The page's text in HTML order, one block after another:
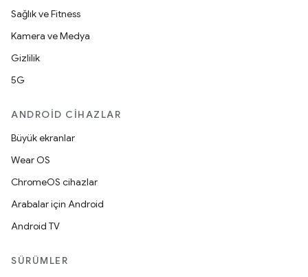
Sağlık ve Fitness
Kamera ve Medya
Gizlilik
5G
ANDROID CIHAZLAR
Büyük ekranlar
Wear OS
ChromeOS cihazlar
Arabalar için Android
Android TV
SÜRÜMLER